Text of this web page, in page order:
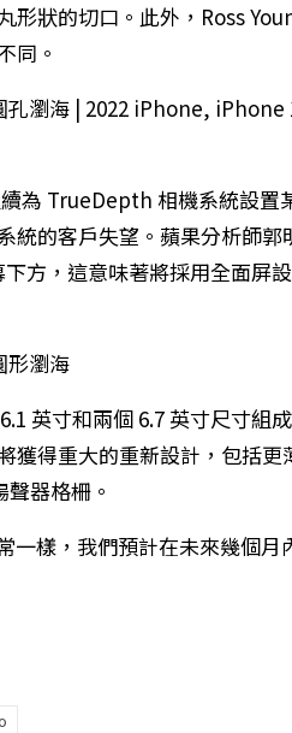
形狀的切口。此外，Ross
同。
為 TrueDepth 相機系統設置
統的客戶失望。蘋果分析師郭
方，這意味著將採用全面屏
英寸和兩個 6.7 英寸尺寸組
獲得重大的重新設計，包括更
器格柵。
一樣，我們預計在未來幾個月